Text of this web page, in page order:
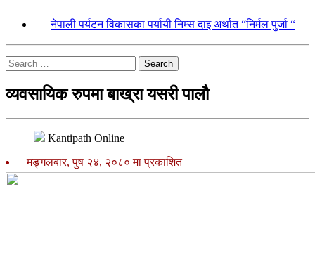
नेपाली पर्यटन विकासका पर्यायी निम्स दाइ अर्थात “निर्मल पुर्जा “
Search
व्यवसायिक रुपमा बाख्रा यसरी पालौ
Kantipath Online
मङ्गलबार, पुष २४, २०८० मा प्रकाशित